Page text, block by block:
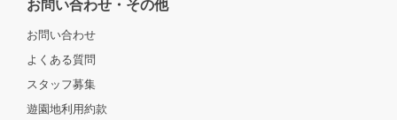
お問い合わせ・その他
お問い合わせ
よくある質問
スタッフ募集
遊園地利用約款